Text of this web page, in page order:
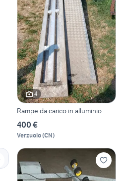
4
Rampe da carico in alluminio
400 €
Verzuolo(CN)